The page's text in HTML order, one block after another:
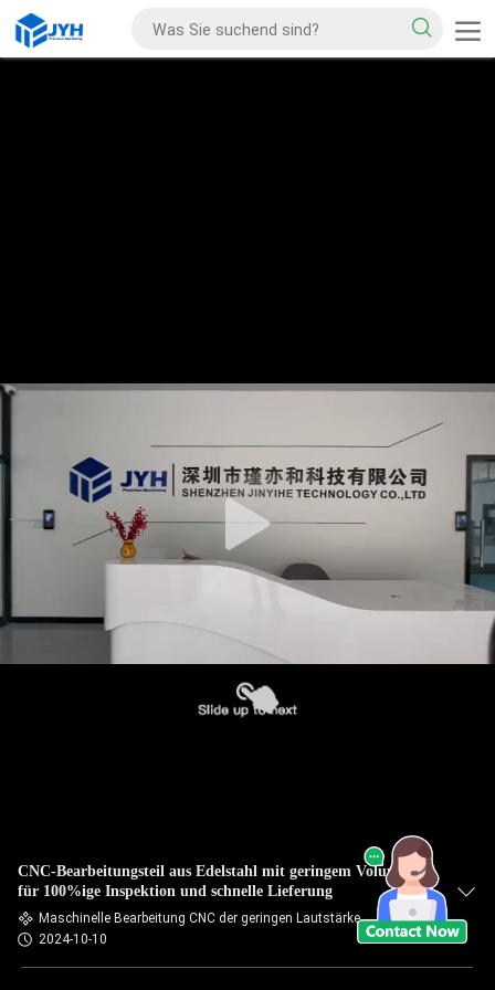
CNC-Bearbeitungsteil aus Edelstahl mit geringem Volumen
für 100%ige Inspektion und schnelle Lieferung
Maschinelle Bearbeitung CNC der geringen Lautstärke
2024-10-10